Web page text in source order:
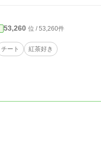
53,260 位 / 53,260件
チート 紅茶好き